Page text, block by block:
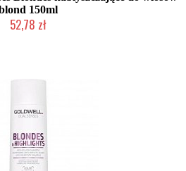
150ml
52,78 zł